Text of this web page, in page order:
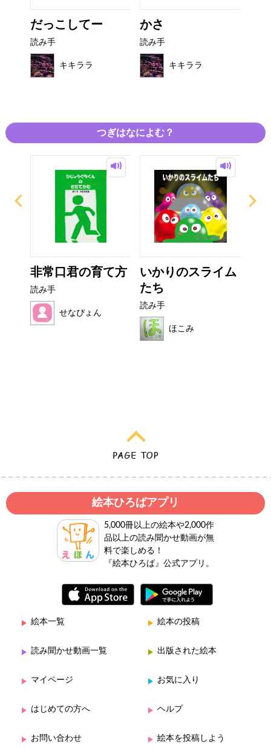
だっこしてー
読み手
キキララ
かさ
読み手
キキララ
つぎはなによむ？
非常口君の育て方
読み手
せなぴょん
いかりのスライム
たち
読み手
ほこみ
絵本ひろばアプリ
5,000冊以上の絵本や2,000作
品以上の読み聞かせ動画が無
料で楽しめる！
『絵本ひろば』公式アプリ。
絵本一覧 絵本の投稿
読み聞かせ動画一覧 出版された絵本
マイページ お気に入り
はじめての方へ ヘルプ
お問い合わせ 絵本を投稿しよう